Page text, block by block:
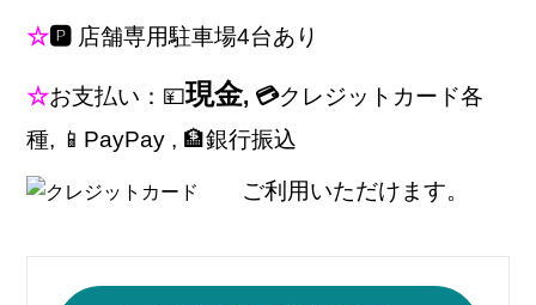
☆🅿 店舗専用駐車場4台あり
☆お支払い：💴現金, 💳クレジットカード各
種, 📱PayPay , 🏦銀行振込
ご利用いただけます。